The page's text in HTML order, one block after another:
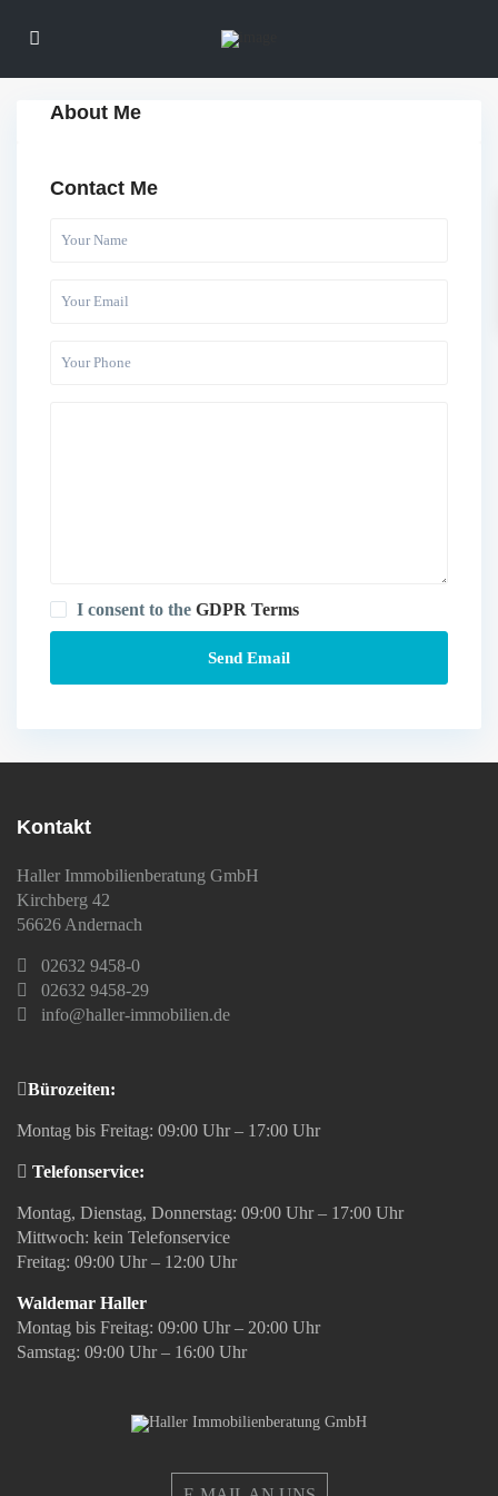
About Me
Contact Me
I consent to theGDPR Terms
Kontakt
Haller Immobilienberatung GmbH
Kirchberg 42
56626 Andernach
02632 9458-0
02632 9458-29
info@haller-immobilien.de
Bürozeiten:
Montag bis Freitag: 09:00 Uhr – 17:00 Uhr
Telefonservice:
Montag, Dienstag, Donnerstag: 09:00 Uhr – 17:00 Uhr
Mittwoch: kein Telefonservice
Freitag: 09:00 Uhr – 12:00 Uhr
Waldemar Haller
Montag bis Freitag: 09:00 Uhr – 20:00 Uhr
Samstag: 09:00 Uhr – 16:00 Uhr